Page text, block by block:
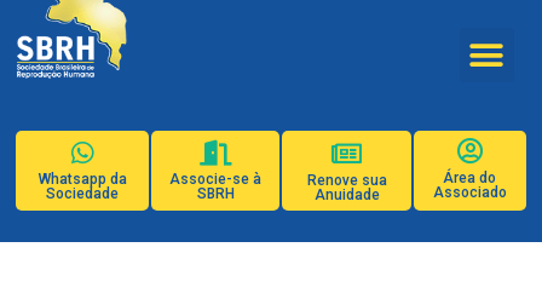
Whatsapp da
Sociedade
Associe-se à
SBRH
Renove sua
Anuidade
Área do
Associado